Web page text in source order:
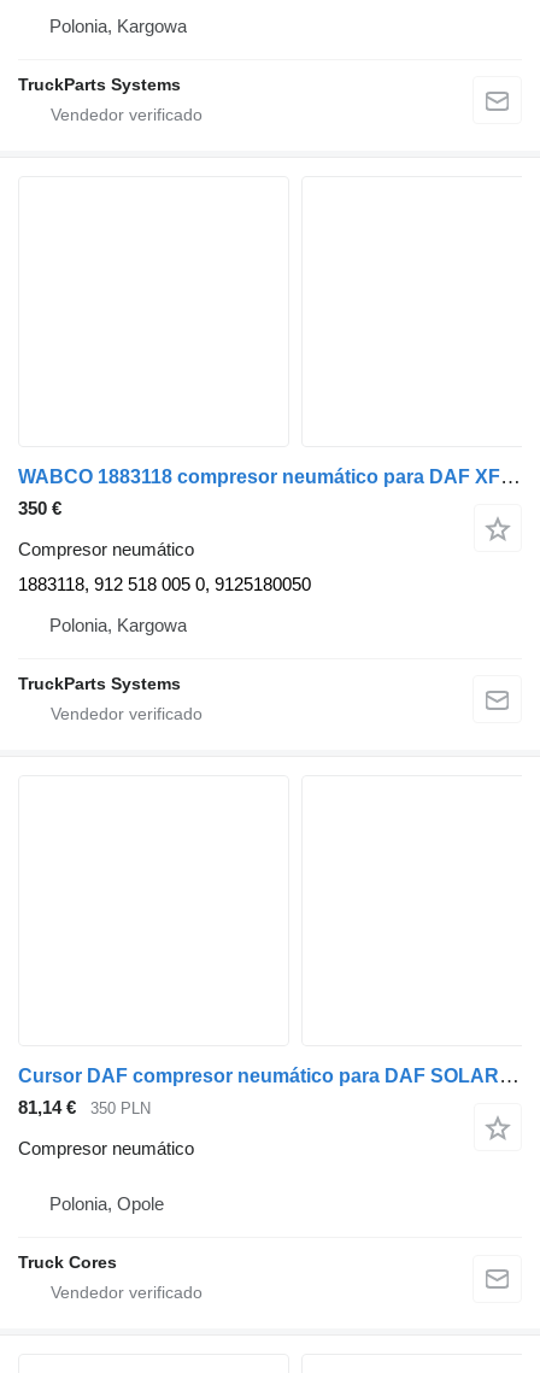
Polonia, Kargowa
TruckParts Systems
WABCO 1883118 compresor neumático para DAF XF 106 camión
350 €
Compresor neumático
1883118, 912 518 005 0, 9125180050
Polonia, Kargowa
TruckParts Systems
Cursor DAF compresor neumático para DAF SOLARIS BUS cabeza tractora
81,14 € 350 PLN
Compresor neumático
Polonia, Opole
Truck Cores